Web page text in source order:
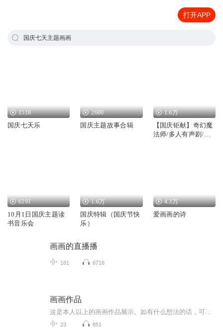
打开APP
国庆七天主题画画
1518
国庆七天乐
2600
国庆主题故事合辑
1.6万
【国庆钜献】奇幻魔
法师/多人有声剧/国
6191
10月1日国庆主题读
书音乐会
1.6万
国庆特辑（国庆节快
乐）
4.3万
爱画画的诗
画画的直播播
181 6716
画画作品
23 851